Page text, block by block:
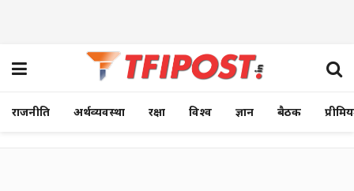
राजनीति अर्थव्यवस्था रक्षा विश्व ज्ञान बैठक